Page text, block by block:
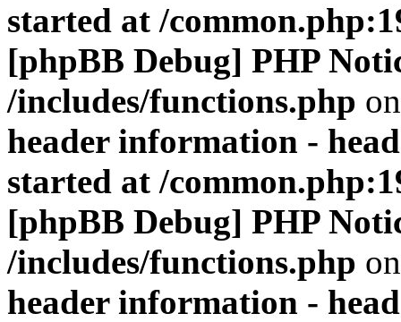
started at /
[phpBB Debug] PHP
/includes/functions.php
header information -
started at /
[phpBB Debug] PHP
/includes/functions.php
header information -